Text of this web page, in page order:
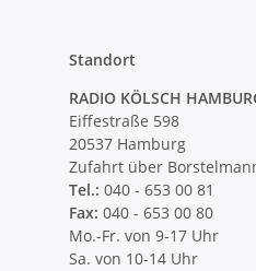
Standort
RADIO KÖLSCH
Eiffestraße 598
20537 Hamburg
Zufahrt über
Tel.: 040 - 653 00 81
Fax: 040 - 653 00 80
Mo.-Fr. von 9-17 Uhr
Sa. von 10-14 Uhr